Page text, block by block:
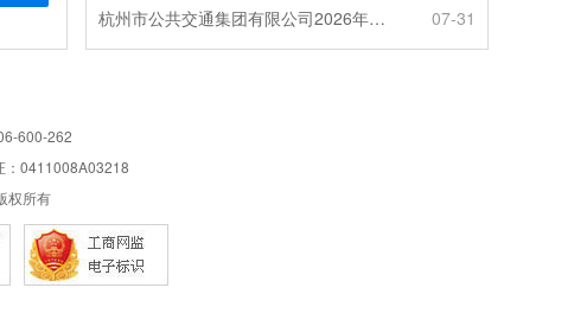
杭州市公共交通集团有限公司2026年100辆纯电动城市客车采购招标公告
07-31
600-262
：0411008A03218
权所有